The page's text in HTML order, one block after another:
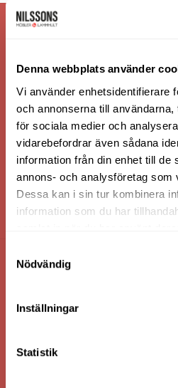
Denna webbplats använder
Vi använder enhetsidentifierare
och annonserna till
för sociala medier och
vidarebefordrar även sådana
information från din enhet till de
annons- och analysföretag som
Dessa kan i sin tur kombinera
information som du har
Nödvändig
Inställningar
Statistik
HANDLA VIA: BUTIK - WEBBSHOP -
FÖRETAGSUPPGIFTER
Nilssons Möbler i Lammhult
Org. Nummer: 556062-1780